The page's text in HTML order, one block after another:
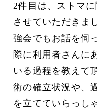
2件目は、ストマ
させていただきま
強会でもお話を伺
際に利用者さんに
いる過程を教えて
術の確立状況や、
を立てていらっし